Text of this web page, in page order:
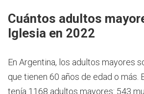
Cuántos adultos
Iglesia en 2022
En Argentina, los adultos mayores
que tienen 60 años de edad o más.
tenía 1168 adultos mayores: 543